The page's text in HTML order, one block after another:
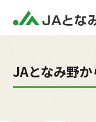
JAとなみ野